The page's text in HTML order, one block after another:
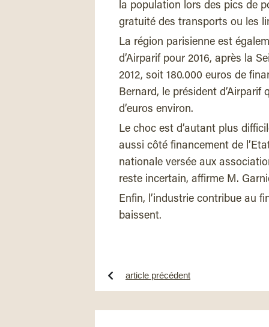
la population lors des pics de
gratuité des transports ou les
La région parisienne est
d’Airparif pour 2016, après la
2012, soit 180.000 euros de
Bernard, le président
d’euros environ.
Le choc est d’autant plus
aussi côté financement de
nationale versée aux
reste incertain, affirme M.
Enfin, l’industrie contribue au
baissent.
article précédent